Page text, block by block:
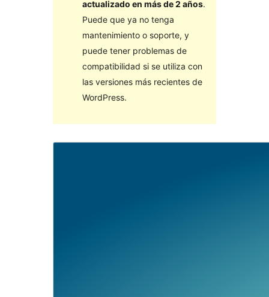
actualizado en más de 2 años.
Puede que ya no tenga
mantenimiento o soporte, y
puede tener problemas de
compatibilidad si se utiliza con
las versiones más recientes de
WordPress.